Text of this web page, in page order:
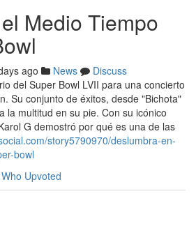
Medio Tiempo
ago News
Discuss
del Super Bowl LVII para una concierto
Su conjunto de éxitos, desde "Bichota"
la multitud en su pie. Con su icónico
G demostró por qué es una de las
story5790970/deslumbra-en-
bowl
Who Upvoted